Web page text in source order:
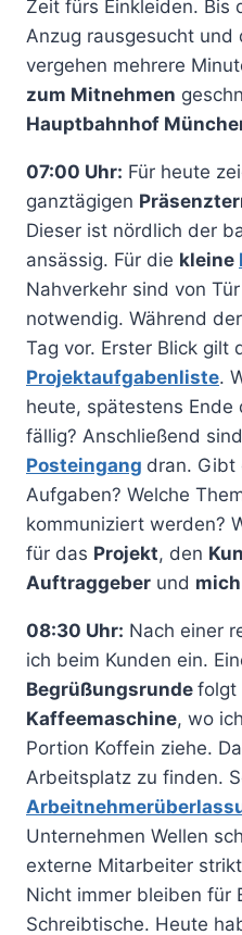
Zeit fürs Einkleiden. Bis
Anzug rausgesucht
vergehen mehrere
zum Mitnehmen
Hauptbahnhof
07:00 Uhr: Für heute
ganztägigen
Dieser ist nördlich der
ansässig. Für die kleine
Nahverkehr sind von
notwendig. Während
Tag vor. Erster Blick gilt
Projektaufgabenliste.
heute, spätestens Ende
fällig? Anschließend
Posteingang dran. Gibt
Aufgaben? Welche
kommuniziert werden?
für das Projekt, den
Auftraggeber und mich
08:30 Uhr: Nach einer
ich beim Kunden ein.
Begrüßungsrunde folgt
Kaffeemaschine, wo
Portion Koffein ziehe.
Arbeitsplatz zu finden.
Unternehmen Wellen
externe Mitarbeiter
Nicht immer bleiben für
Schreibtische. Heute